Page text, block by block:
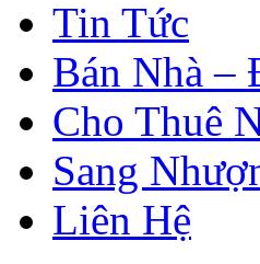
Tin Tức
Bán Nhà –
Cho Thuê
Sang
Liên Hệ